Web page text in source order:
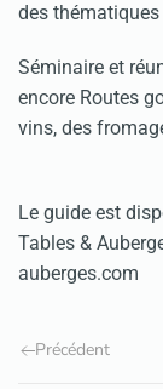
des
Séminaire et
encore Routes
vins, des
Le guide est
Tables &
auberges.com
Précédent